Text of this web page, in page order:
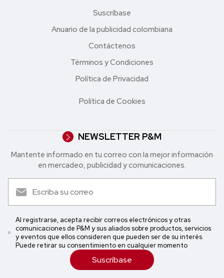
Suscríbase
Anuario de la publicidad colombiana
Contáctenos
Términos y Condiciones
Política de Privacidad
Política de Cookies
NEWSLETTER P&M
Mantente informado en tu correo con la mejor in formación
en mercadeo, publicidad y comunicaciones.
Al registrarse, acepta recibir correos electrónicos y otras
comunicaciones de P&M y sus aliados sobre productos, servicios
y eventos que ellos consideren que pueden ser de su interés.
Puede retirar su consentimiento en cualquier momento
Suscríbase